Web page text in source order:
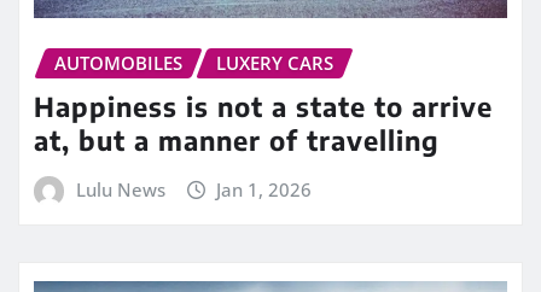
AUTOMOBILES LUXERY CARS
Happiness is not a state to arrive
at, but a manner of travelling
Lulu News Jan 1, 2026